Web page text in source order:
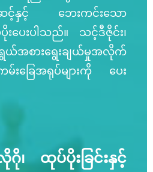
င့်နှင့် ဘေးကင်းသော
ပေးပါသည်။ သင့်ဒီဇိုင်း၊
စားရွေးချယ်မှုအလိုက်
ခြေအရုပ်များကို ပေး
ထုပ်ပိုးခြင်းနှင့်